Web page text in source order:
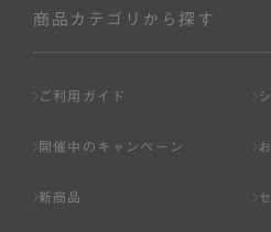
ません。
ページへの入力、または弊社が
商品カテゴリから探す
ご利用ガイド
開催中のキャンペーン
新商品